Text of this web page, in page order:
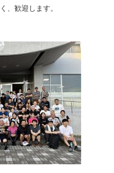
、歓迎します。